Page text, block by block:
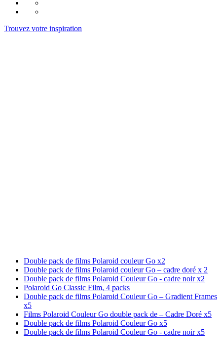
Trouvez votre inspiration
Double pack de films Polaroid couleur Go x2
Double pack de films Polaroid couleur Go – cadre doré x 2
Double pack de films Polaroid Couleur Go - cadre noir x2
Polaroid Go Classic Film, 4 packs
Double pack de films Polaroid Couleur Go – Gradient Frames
x5
Films Polaroid Couleur Go double pack de – Cadre Doré x5
Double pack de films Polaroid Couleur Go x5
Double pack de films Polaroid Couleur Go - cadre noir x5